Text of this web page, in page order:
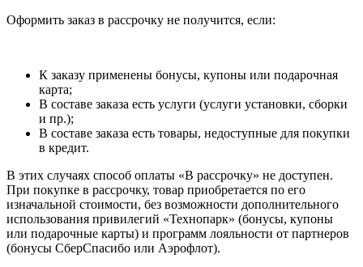
Оформить заказ в рассрочку не получится, если:
К заказу применены бонусы, купоны или подарочная
карта;
В составе заказа есть услуги (услуги установки, сборки
и пр.);
В составе заказа есть товары, недоступные для покупки
в кредит.
В этих случаях способ оплаты «В рассрочку» не доступен.
При покупке в рассрочку, товар приобретается по его
изначальной стоимости, без возможности дополнительного
использования привилегий «Технопарк» (бонусы, купоны
или подарочные карты) и программ лояльности от партнеров
(бонусы СберСпасибо или Аэрофлот).